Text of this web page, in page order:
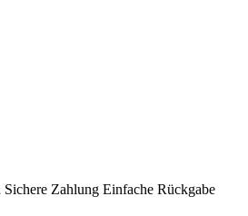
Sichere Zahlung Einfache Rückgabe